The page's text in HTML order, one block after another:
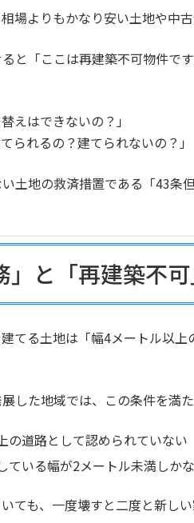
場よりもかなり安い土地や中
と「ここは再建築不可物件で
えはできないの？」
られるの？建てられないの？」
土地の救済措置である「43条
」と「再建築不
てる土地は「幅4メートル以
した地域では、この条件を満
道路として認められていない
いる幅が2メートル未満しかな
ても、一度壊すと二度と新し